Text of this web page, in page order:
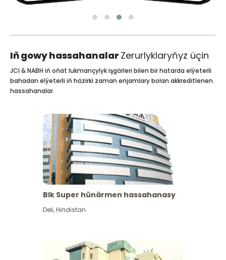
Iň gowy hassahanalar Zerurlyklaryňyz üçin
JCI & NABH iň oňat lukmançylyk işgärleri bilen bir hatarda elýeterli
bahadan elýeterli iň häzirki zaman enjamlary bolan akkreditlenen
hassahanalar.
Blk Super hünärmen hassahanasy
Deli,Hindistan